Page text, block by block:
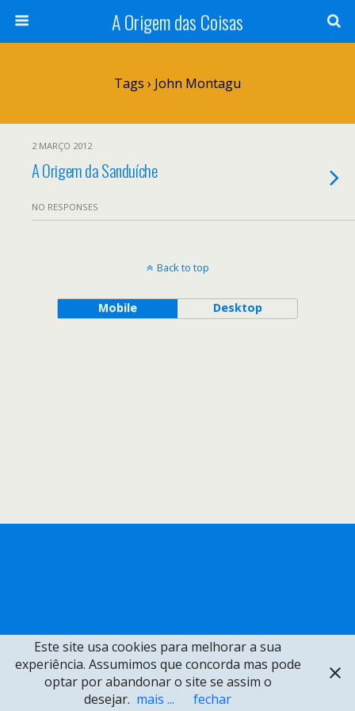
A Origem das Coisas
Tags › John Montagu
2 MARÇO 2012
A Origem da Sanduíche
NO RESPONSES
Back to top
Mobile Desktop
Este site usa cookies para melhorar a sua
experiência. Assumimos que concorda mas pode
optar por abandonar o site se assim o
desejar. mais ... fechar